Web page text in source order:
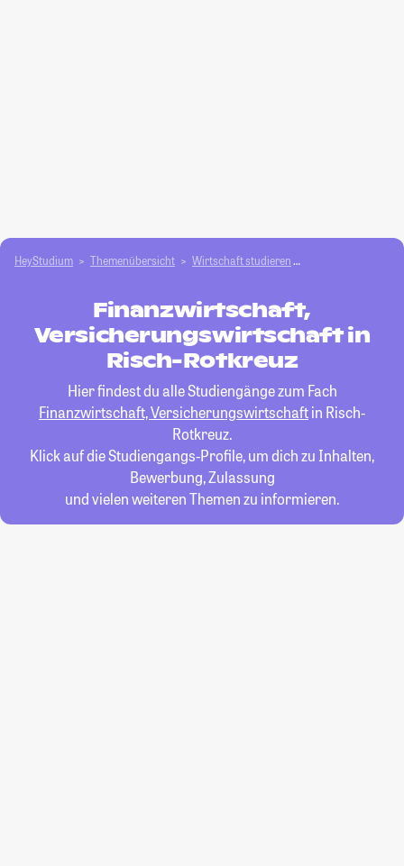
HeyStudium Themenübersicht Wirtschaft studieren
Finanzwirtschaft,
Versicherungswirtschaft in
Risch-Rotkreuz
Hier findest du alle Studiengänge zum Fach
Finanzwirtschaft, Versicherungswirtschaftin Risch-
Rotkreuz.
Klick auf die Studiengangs-Profile, um dich zu Inhalten,
Bewerbung, Zulassung
und vielen weiteren Themen zu informieren.